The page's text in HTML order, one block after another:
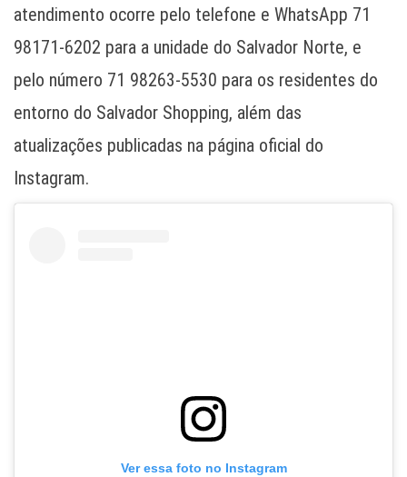
atendimento ocorre pelo telefone e WhatsApp 71
98171-6202 para a unidade do Salvador Norte, e
pelo número 71 98263-5530 para os residentes do
entorno do Salvador Shopping, além das
atualizações publicadas na página oficial do
Instagram.
Ver essa foto no Instagram